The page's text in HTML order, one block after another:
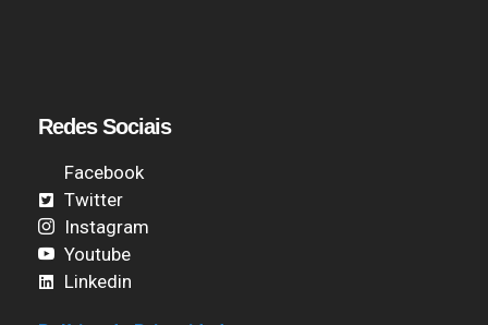
Redes Sociais
Facebook
Twitter
Instagram
Youtube
Linkedin